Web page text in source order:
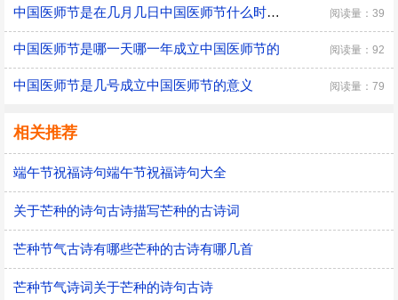
中国医师节是在几月几日中国医师节什么时候成立的 阅读量：39
中国医师节是哪一天哪一年成立中国医师节的 阅读量：92
中国医师节是几号成立中国医师节的意义 阅读量：79
相关推荐
端午节祝福诗句端午节祝福诗句大全
关于芒种的诗句古诗描写芒种的古诗词
芒种节气古诗有哪些芒种的古诗有哪几首
芒种节气诗词关于芒种的诗句古诗